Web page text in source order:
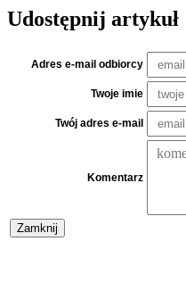
Udostępnij artykuł
Adres e-mail odbiorcy
Twoje imie
Twój adres e-mail
Komentarz